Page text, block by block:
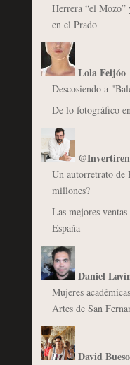
Herrera “el
en el Prado
Lola Feijóo
Descosiendo a
De lo fotográfico
Un autorretrato de
millones?
Las mejores
España
Daniel
Mujeres
Artes de San
David